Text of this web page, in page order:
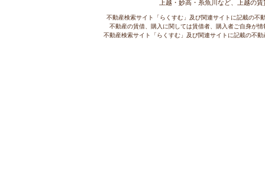
上越・妙高・糸魚川など、上越の
不動産検索サイト「らくすむ」及び関連サイトに記載の不
不動産の賃借、購入に関しては賃借者、購入者ご自身が
不動産検索サイト「らくすむ」及び関連サイトに記載の不